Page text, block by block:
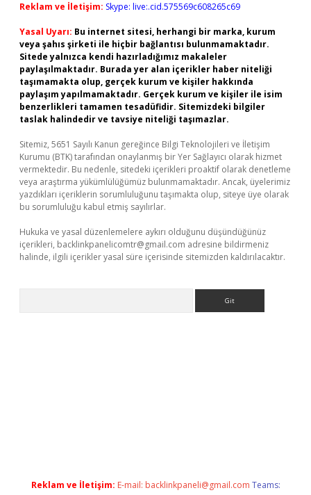
Reklam ve İletişim: Skype: live:.cid.575569c608265c69
Yasal Uyarı: Bu internet sitesi, herhangi bir marka, kurum
veya şahıs şirketi ile hiçbir bağlantısı bulunmamaktadır.
Sitede yalnızca kendi hazırladığımız makaleler
paylaşılmaktadır. Burada yer alan içerikler haber niteliği
taşımamakta olup, gerçek kurum ve kişiler hakkında
paylaşım yapılmamaktadır. Gerçek kurum ve kişiler ile isim
benzerlikleri tamamen tesadüfidir. Sitemizdeki bilgiler
taslak halindedir ve tavsiye niteliği taşımazlar.
Sitemiz, 5651 Sayılı Kanun gereğince Bilgi Teknolojileri ve İletişim
Kurumu (BTK) tarafından onaylanmış bir Yer Sağlayıcı olarak hizmet
vermektedir. Bu nedenle, sitedeki içerikleri proaktif olarak denetleme
veya araştırma yükümlülüğümüz bulunmamaktadır. Ancak, üyelerimiz
yazdıkları içeriklerin sorumluluğunu taşımakta olup, siteye üye olarak
bu sorumluluğu kabul etmiş sayılırlar.
Hukuka ve yasal düzenlemelere aykırı olduğunu düşündüğünüz
içerikleri, backlinkpanelicomtr@gmail.com adresine bildirmeniz
halinde, ilgili içerikler yasal süre içerisinde sitemizden kaldırılacaktır.
Reklam ve İletişim: E-mail: backlinkpaneli@gmail.com Teams: